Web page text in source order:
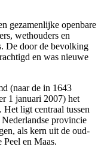
gezamenlijke openbare
wethouders en
De door de bevolking
en was nieuwe
(naar de in 1643
1 januari 2007) het
Het ligt centraal tussen
provincie
als kern uit de oud-
Peel en Maas.